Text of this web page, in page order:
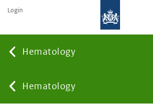
Hematology
YouHematology
Login